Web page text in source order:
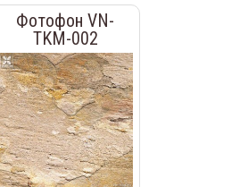
Фотофон VN-
TKM-002